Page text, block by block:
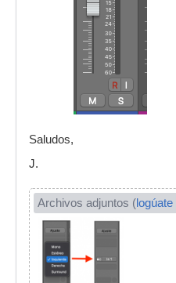
Saludos,
J.
Archivos adjuntos (logúate